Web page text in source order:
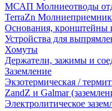
МСАП Молниеотводы
TerraZn
Основания,
Устройства для
Хомуты
Держатели, зажимы и
Заземление
Экзотермическая /
ZandZ и Galmar
Электролитическое